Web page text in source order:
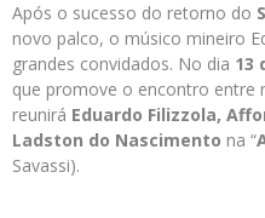
Após o sucesso do retorno do
novo palco, o músico mineiro
grandes convidados. No dia 13
que promove o encontro entre
reunirá Eduardo Filizzola,
Ladston do Nascimento na “
Savassi).